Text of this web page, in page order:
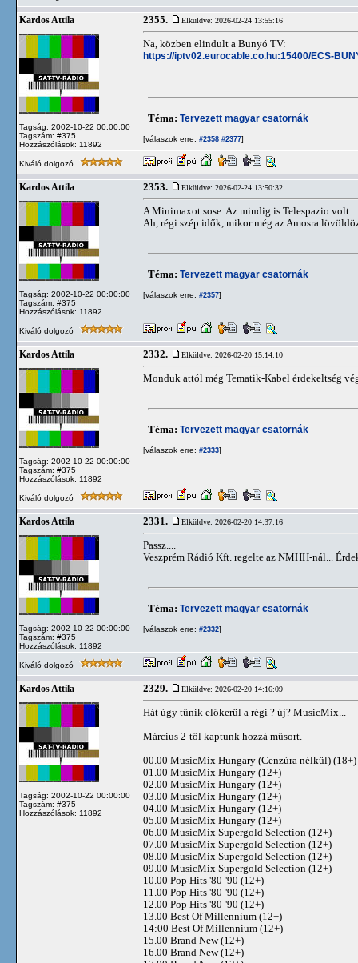
Kardos Attila
Tagság: 2002-10-22 00:00:00
Tagszám: #375
Hozzászólások: 11892
2355. Elküldve: 2026-02-24 13:55:16
Na, közben elindult a Bunyó TV:
https://iptv02.eurocable.co.hu:15400/ECS-
Téma: Tervezett magyar csatornák
[válaszok erre: #2358 #2377]
Kiváló dolgozó
Kardos Attila
Tagság: 2002-10-22 00:00:00
Tagszám: #375
Hozzászólások: 11892
2353. Elküldve: 2026-02-24 13:50:32
A Minimaxot sose. Az mindig is Telespazio volt.
Ah, régi szép idők, mikor még az Amosra
Téma: Tervezett magyar csatornák
[válaszok erre: #2357]
Kiváló dolgozó
Kardos Attila
Tagság: 2002-10-22 00:00:00
Tagszám: #375
Hozzászólások: 11892
2332. Elküldve: 2026-02-20 15:14:10
Monduk attól még Tematik-Kabel érdekeltség
Téma: Tervezett magyar csatornák
[válaszok erre: #2333]
Kiváló dolgozó
Kardos Attila
Tagság: 2002-10-22 00:00:00
Tagszám: #375
Hozzászólások: 11892
2331. Elküldve: 2026-02-20 14:37:16
Passz....
Veszprém Rádió Kft. regelte az NMHH-nál...
Téma: Tervezett magyar csatornák
[válaszok erre: #2332]
Kiváló dolgozó
Kardos Attila
Tagság: 2002-10-22 00:00:00
Tagszám: #375
Hozzászólások: 11892
2329. Elküldve: 2026-02-20 14:16:09
Hát úgy tűnik előkerül a régi ? új? MusicMix...
Március 2-től kaptunk hozzá műsort.
00.00 MusicMix Hungary (Cenzúra nélkül) (18+)
01.00 MusicMix Hungary (12+)
02.00 MusicMix Hungary (12+)
03.00 MusicMix Hungary (12+)
04.00 MusicMix Hungary (12+)
05.00 MusicMix Hungary (12+)
06.00 MusicMix Supergold Selection (12+)
07.00 MusicMix Supergold Selection (12+)
08.00 MusicMix Supergold Selection (12+)
09.00 MusicMix Supergold Selection (12+)
10.00 Pop Hits '80-'90 (12+)
11.00 Pop Hits '80-'90 (12+)
12.00 Pop Hits '80-'90 (12+)
13.00 Best Of Millennium (12+)
14:00 Best Of Millennium (12+)
15.00 Brand New (12+)
16.00 Brand New (12+)